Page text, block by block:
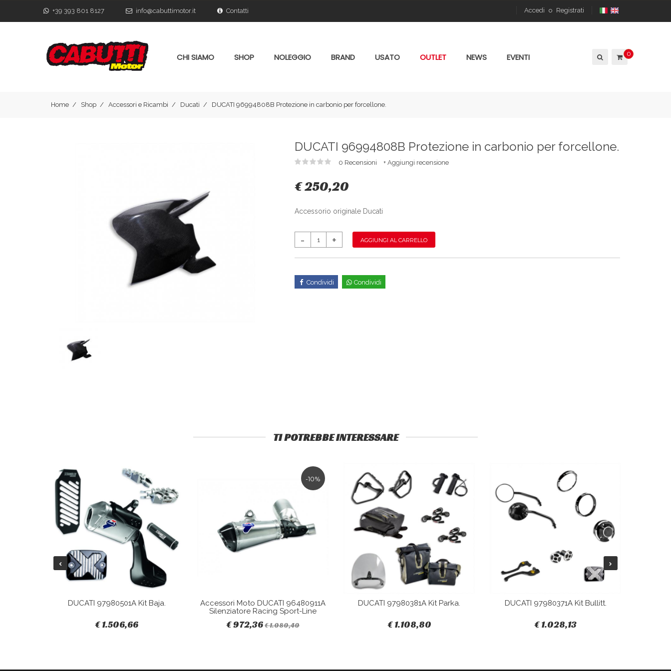
+39 393 801 8127 info@cabuttimotor.it Contatti Accedi o Registrati
0
CHI SIAMO SHOP NOLEGGIO BRAND USATO OUTLET NEWS EVENTI
Home Shop Accessori e Ricambi Ducati DUCATI 96994808B Protezione in carbonio per forcellone.
DUCATI 96994808B Protezione in carbonio per forcellone.
0 Recensioni + Aggiungi recensione
€ 250,20
Accessorio originale Ducati
AGGIUNGI AL CARRELLO
Condividi Condividi
TI POTREBBE INTERESSARE
DUCATI 97980501A Kit Baja.
€ 1.506,66
-10%
Accessori Moto DUCATI 96480911A
Silenziatore Racing Sport-Line
€ 972,36€ 1.080,40
DUCATI 97980381A Kit Parka.
€ 1.108,80
DUCATI 97980371A Kit Bullitt.
€ 1.028,13